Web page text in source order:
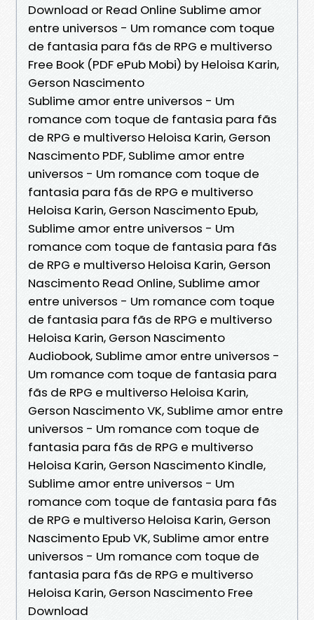
Download or Read Online Sublime amor
entre universos - Um romance com toque
de fantasia para fãs de RPG e multiverso
Free Book (PDF ePub Mobi) by Heloisa Karin,
Gerson Nascimento
Sublime amor entre universos - Um
romance com toque de fantasia para fãs
de RPG e multiverso Heloisa Karin, Gerson
Nascimento PDF, Sublime amor entre
universos - Um romance com toque de
fantasia para fãs de RPG e multiverso
Heloisa Karin, Gerson Nascimento Epub,
Sublime amor entre universos - Um
romance com toque de fantasia para fãs
de RPG e multiverso Heloisa Karin, Gerson
Nascimento Read Online, Sublime amor
entre universos - Um romance com toque
de fantasia para fãs de RPG e multiverso
Heloisa Karin, Gerson Nascimento
Audiobook, Sublime amor entre universos -
Um romance com toque de fantasia para
fãs de RPG e multiverso Heloisa Karin,
Gerson Nascimento VK, Sublime amor entre
universos - Um romance com toque de
fantasia para fãs de RPG e multiverso
Heloisa Karin, Gerson Nascimento Kindle,
Sublime amor entre universos - Um
romance com toque de fantasia para fãs
de RPG e multiverso Heloisa Karin, Gerson
Nascimento Epub VK, Sublime amor entre
universos - Um romance com toque de
fantasia para fãs de RPG e multiverso
Heloisa Karin, Gerson Nascimento Free
Download